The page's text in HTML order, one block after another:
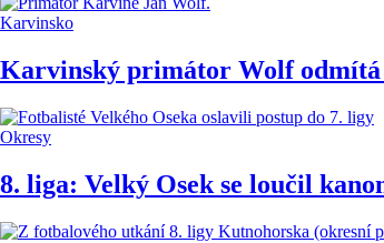
Karvinsko
Karvinský primátor Wolf odmítá
Okresy
8. liga: Velký Osek se loučil